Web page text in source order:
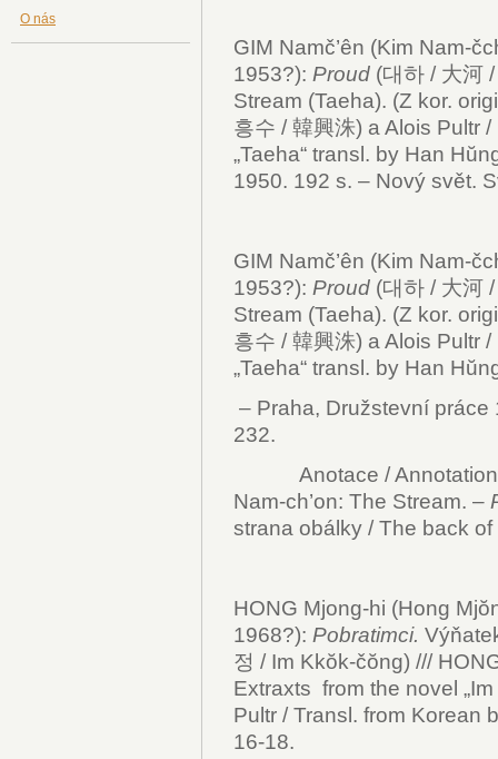
O nás
GIM Namč’ên (Kim Nam-
1953?): Proud (대하 / 大河
Stream (Taeha). (Z kor.
흥수 / 韓興洙) a Alois Pultr
„Taeha“ transl. by Han
1950. 192 s. – Nový svět.
GIM Namč’ên (Kim Nam-
1953?): Proud (대하 / 大河
Stream (Taeha). (Z kor.
흥수 / 韓興洙) a Alois Pultr
„Taeha“ transl. by Han
– Praha, Družstevní práce
232.
Anotace / Annotation:
Nam-ch’on: The Stream. –
strana obálky / The back of
HONG Mjong-hi (Hong
1968?): Pobratimci.
정 / Im Kkŏk-čŏng) ///
Extraxts from the novel
Pultr / Transl. from Korean
16-18.